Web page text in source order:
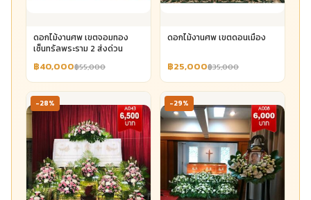
ดอกไม้งานศพ เขตจอมทอง
เซ็นทรัลพระราม 2 ส่งด่วน
฿40,000฿55,000
ดอกไม้งานศพ เขตดอนเมือง
฿25,000฿35,000
-28% -29%